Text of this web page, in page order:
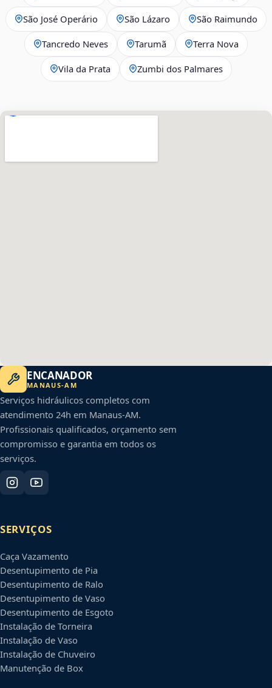
São José Operário São Lázaro São Raimundo
Tancredo Neves Tarumã Terra Nova
Vila da Prata Zumbi dos Palmares
ENCANADOR
MANAUS-AM
Serviços hidráulicos completos com
atendimento 24h em Manaus-AM.
Profissionais qualificados, orçamento sem
compromisso e garantia em todos os
serviços.
SERVIÇOS
Caça Vazamento
Desentupimento de Pia
Desentupimento de Ralo
Desentupimento de Vaso
Desentupimento de Esgoto
Instalação de Torneira
Instalação de Vaso
Instalação de Chuveiro
Manutenção de Box